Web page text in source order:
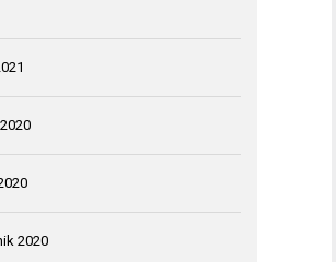
2020